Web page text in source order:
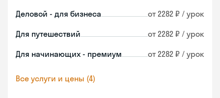
Деловой - для бизнеса от 2282 ₽ / урок
Для путешествий от 2282 ₽ / урок
Для начинающих - премиум от 2282 ₽ / урок
Все услуги и цены (4)